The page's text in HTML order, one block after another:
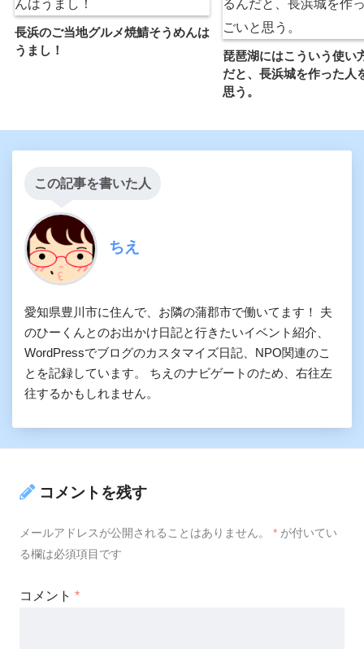
長浜のご当地グルメ焼鯖そうめんは
うまし！
琵琶湖にはこういう使い
だと、長浜城を作った人
思う。
この記事を書いた人
ちえ
愛知県豊川市に住んで、お隣の蒲郡市で働いてます！ 夫
のひーくんとのお出かけ日記と行きたいイベント紹介、
WordPressでブログのカスタマイズ日記、NPO関連のこ
とを記録しています。 ちえのナビゲートのため、右往左
往するかもしれません。
コメントを残す
メールアドレスが公開されることはありません。 * が付いてい
る欄は必須項目です
コメント *